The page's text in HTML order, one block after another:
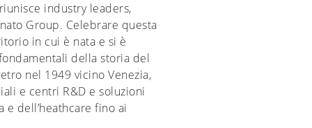
industry leaders,
Group. Celebrare questa
in cui è nata e si è
della storia del
nel 1949 vicino Venezia,
e centri R&D e soluzioni
dell’heathcare fino ai